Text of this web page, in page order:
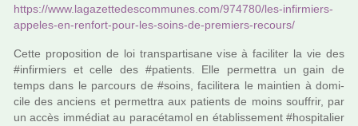
https://www.laga­zet­te­des­com­mu­nes.com/974780/les-infir­miers-
appe­les-en-ren­fort-pour-les-soins-de-pre­miers-recours/
Cette pro­po­si­tion de loi trans­par­ti­sane vise à faci­li­ter la vie des
#in­fir­miers et celle des #pa­tients. Elle per­met­tra un gain de
temps dans le par­cours de #soins, faci­li­tera le main­tien à domi­
cile des anciens et per­met­tra aux patients de moins souf­frir, par
un accès immé­diat au para­cé­ta­mol en établissement #hos­pi­ta­lier